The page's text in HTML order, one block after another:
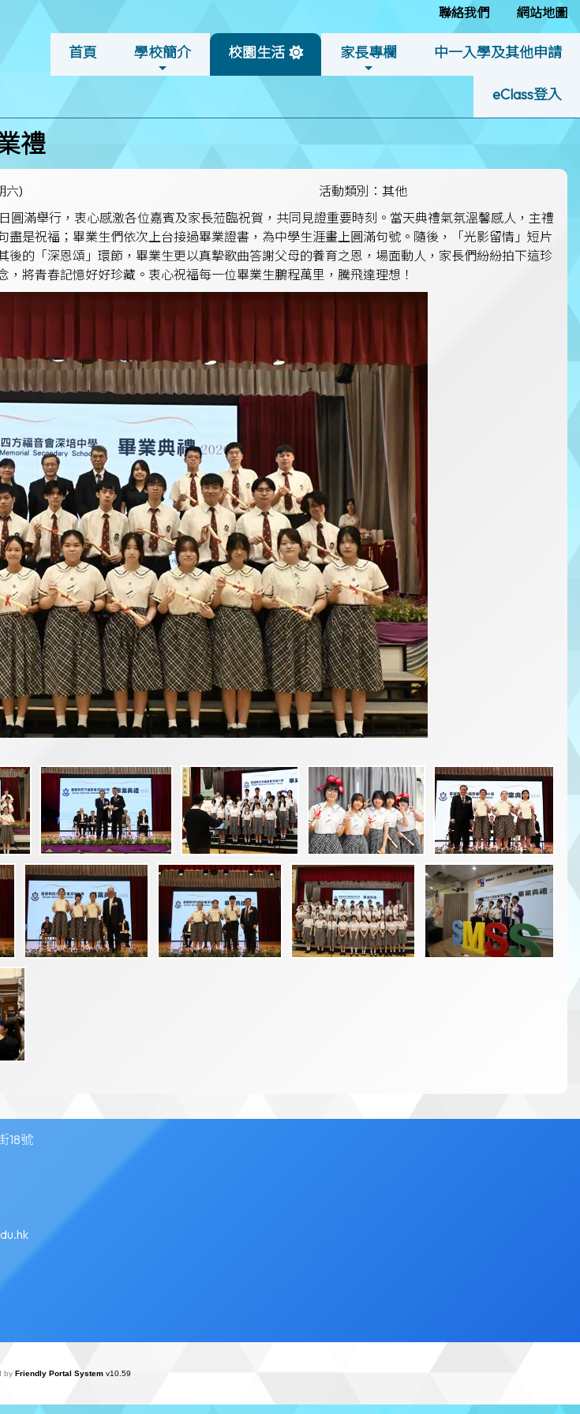
聯絡我們 網站地圖
首頁 學校簡介 校園生活 家長專欄 中一入學及其他申請
eClass登入
禮
六)
活動類別：其他
滿舉行，衷心感激各位嘉賓及家長蒞臨祝賀，共同見證重要時刻。當天典禮氣氛溫馨感人，主禮
盡是祝福；畢業生們依次上台接過畢業證書，為中學生涯畫上圓滿句號。隨後，「光影留情」短片
後的「深恩頌」環節，畢業生更以真摯歌曲答謝父母的養育之恩，場面動人，家長們紛紛拍下這珍
將青春記憶好好珍藏。衷心祝福每一位畢業生鵬程萬里，騰飛達理想！
18號
by Friendly Portal System v10.59